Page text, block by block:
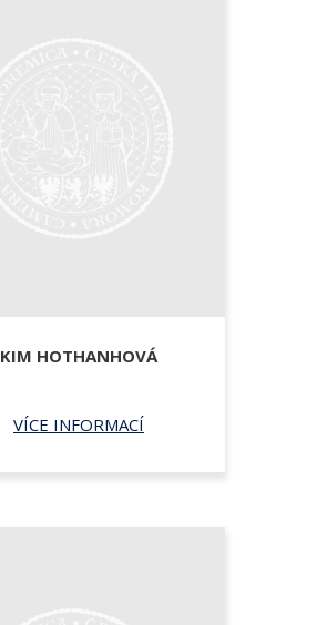
KIM HOTHANHOVÁ
VÍCE INFORMACÍ